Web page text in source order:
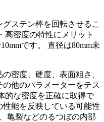
ステン棒を回転させるこ
高密度の特性にメリット
です。 直径は80mm未
密度、硬度、表面粗さ、
他のパラメーターをテス
的な密度を正確に取得で
能を反映している可能性
亀裂などのるつぼの内部